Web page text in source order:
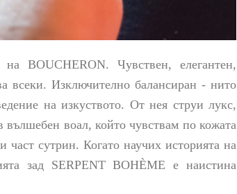
BOUCHERON. Чувствен, елегантен,
всеки. Изключително балансиран - нито
на изкуството. От нея струи лукс,
воал, който чувствам по кожата
сутрин. Когато научих историята на
зад SERPENT BOHÈMEе наистина